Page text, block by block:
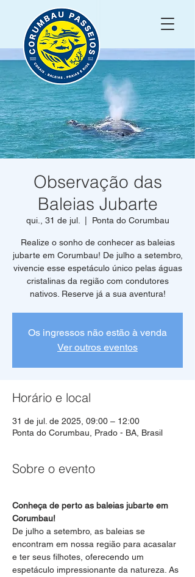
Observação das
Baleias Jubarte
qui., 31 de jul. Ponta do Corumbau
Realize o sonho de conhecer as baleias
jubarte em Corumbau! De julho a setembro,
vivencie esse espetáculo único pelas águas
cristalinas da região com condutores
Os ingressos não estão à venda
Ver outros eventos
Horário e local
31 de jul. de 2025, 09:00 – 12:00
Ponta do Corumbau, Prado - BA, Brasil
Sobre o evento
Conheça de perto as baleias jubarte em
Corumbau!
De julho a setembro, as baleias se
encontram em nossa região para acasalar
e ter seus filhotes, oferecendo um
espetáculo impressionante da natureza. As